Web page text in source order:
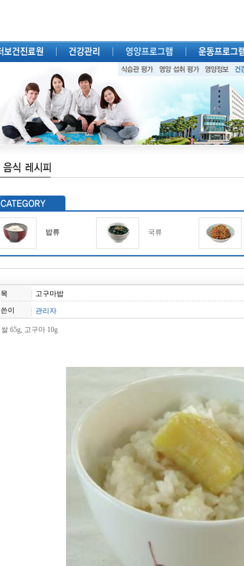
밥류 국류
고구마밥
이
관리자
65g, 고구마 10g